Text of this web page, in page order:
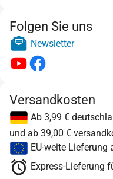
Folgen Sie uns
Newsletter
Versandkosten
Ab 3,99 €
und ab 39,00 €
EU-weite Lieferung
Express-Lieferung